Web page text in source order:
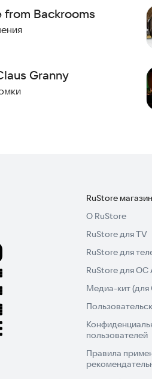
from Backrooms
Granny
RuStore
О RuStore
RuStore для TV
RuStore для
RuStore для ОС
Медиа-кит
пользователей
Правила